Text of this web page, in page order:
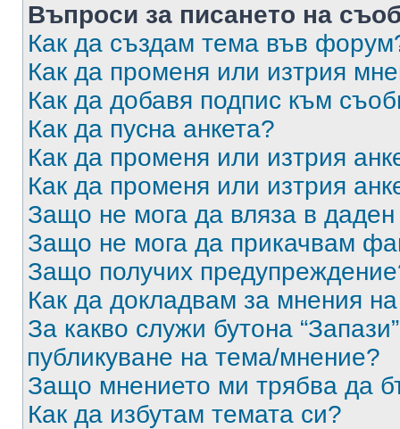
Въпроси за писането на
Как да създам тема във
Как да променя или изтрия
Как да добавя подпис към
Как да пусна анкета?
Как да променя или изтрия
Как да променя или изтрия
Защо не мога да вляза в
Защо не мога да прикачвам
Защо получих
Как да докладвам за мнения
За какво служи бутона
публикуване на тема/мнение?
Защо мнението ми трябва да
Как да избутам темата си?